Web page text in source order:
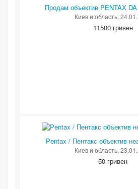
Продам объектив PENTAX
Киев и область,
11500 гривен
Pentax / Пентакс объектив
Киев и область,
50 гривен